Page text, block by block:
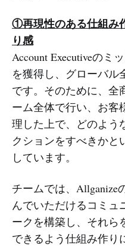
①再現性のある仕組み
り感
Account Executiveのミ
を獲得し、グローバル
です。そのために、全
ーム全体で行い、お客
理した上で、どのよう
クションをすべきかと
しています。
チームでは、Allganize
んでいただけるコミュ
ークを構築し、それら
できるよう仕組み作り